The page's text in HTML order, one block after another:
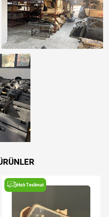
Hızlı Teslimat